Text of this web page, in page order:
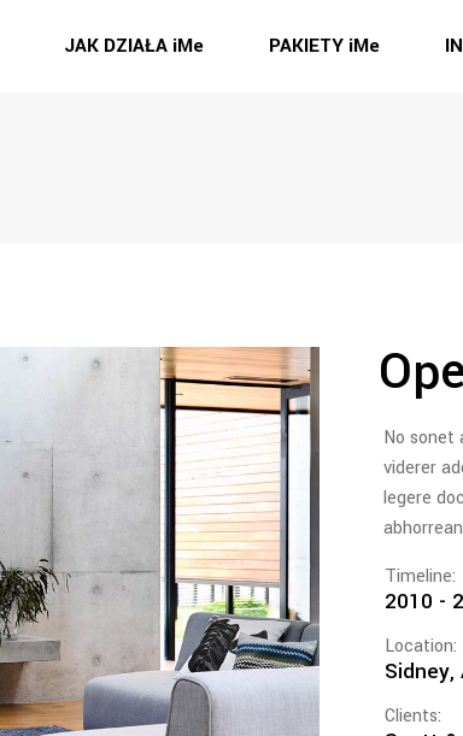
JAK DZIAŁA iMe PAKIETY iMe
No sonet
viderer
legere
Timeline:
2010 -
Location:
Clients: